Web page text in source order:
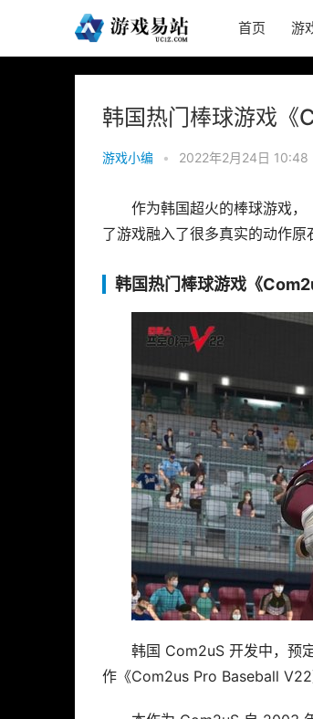
首页 游
韩国热门棒球游戏《
游戏小编 • 2022年2月24日 10:48
作为韩国超火的棒球游戏
了游戏融入了很多真实的动作
韩国热门棒球游戏《
韩国 Com2uS 开发中，预
作《Com2us Pro Baseball V22